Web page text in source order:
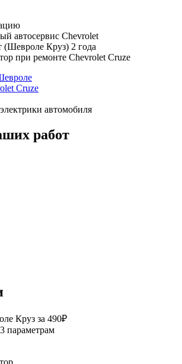
автосервис Chevrolet
(Шевроле Круз) 2 года
при ремонте Chevrolet Cruze
Cruze
автомобиля
работ
Круз за 490₽
параметрам